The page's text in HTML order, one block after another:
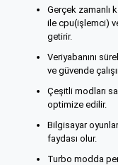
Gerçek zamanlı
ile cpu(işlemci)
getirir.
Veriyabanını
ve güvende
Çeşitli modları
optimize edilir.
Bilgisayar
faydası olur.
Turbo modda